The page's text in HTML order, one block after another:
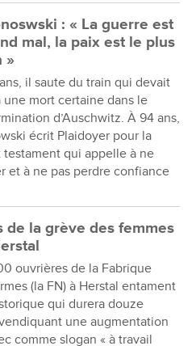
: « La guerre est
mal, la paix est le plus
»
ans, il saute du train qui devait
une mort certaine dans le
d’Auschwitz. À 94 ans,
écrit Plaidoyer pour la
qui appelle à ne
et à ne pas perdre confiance
de la grève des femmes
ouvrières de la Fabrique
(la FN) à Herstal entament
qui durera douze
une augmentation
comme slogan « à travail